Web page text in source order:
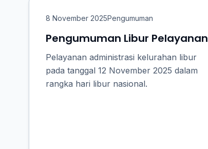
8 November 2025Pengumuman
Pengumuman Libur Pelayanan
Pelayanan administrasi kelurahan libur
pada tanggal 12 November 2025 dalam
rangka hari libur nasional.